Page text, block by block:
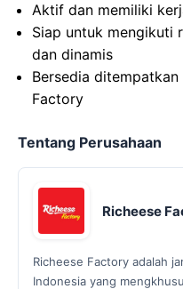
Aktif dan memiliki
Siap untuk mengikuti
dan dinamis
Bersedia
Factory
Tentang Perusahaan
Richeese
Richeese Factory adalah
Indonesia yang